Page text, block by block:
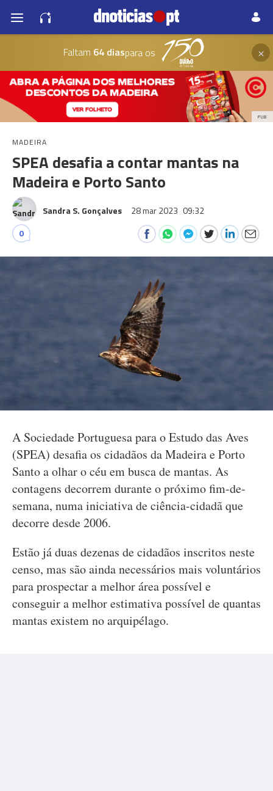
Faltam 64 diaspara os ×
PUB
MADEIRA
SPEA desafia a contar mantas na
Madeira e Porto Santo
Sandra S. Gonçalves 28 mar 2023 09:32
0
A Sociedade Portuguesa para o Estudo das Aves
(SPEA) desafia os cidadãos da Madeira e Porto
Santo a olhar o céu em busca de mantas. As
contagens decorrem durante o próximo fim-de-
semana, numa iniciativa de ciência-cidadã que
decorre desde 2006.
Estão já duas dezenas de cidadãos inscritos neste
censo, mas são ainda necessários mais voluntários
para prospectar a melhor área possível e
conseguir a melhor estimativa possível de quantas
mantas existem no arquipélago.